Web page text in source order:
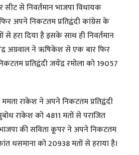
सीट से निवर्तमान भाजपा विधायक
अपने निकटतम प्रतिद्वंदी कांग्रेस के
से हरा दिया है इसके साथ ही निवर्तमान
अग्रवाल ने ऋषिकेश से एक बार फिर
प्रतिद्वंदी जयेंद्र रमोला को 19057
राकेश ने अपने निकटतम प्रतिद्वंदी
राकेश को 4811 मतों से पराजित
की सविता कूपर ने अपने निकटतम
धसमाना को 20938 मतों से हराया है।